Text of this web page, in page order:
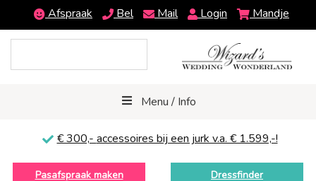
Afspraak Bel Mail Login Mandje
Menu / Info
€ 300,- accessoires bij een jurk v.a. € 1.599,-!
Pasafspraak maken Dressfinder